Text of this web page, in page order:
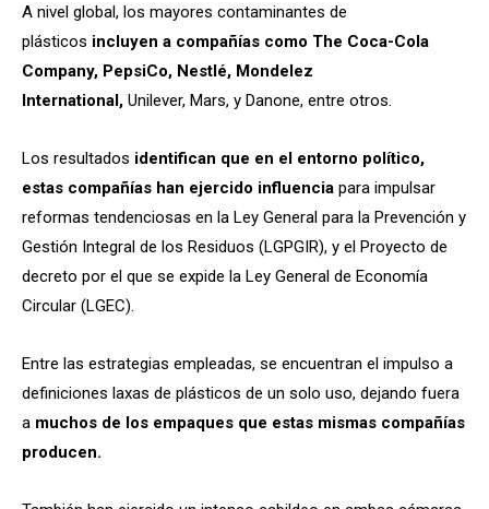
A nivel global, los mayores contaminantes de
plásticos incluyen a compañías como The Coca-Cola
Company, PepsiCo, Nestlé, Mondelez
International, Unilever, Mars, y Danone, entre otros.
Los resultados identifican que en el entorno político,
estas compañías han ejercido influencia para impulsar
reformas tendenciosas en la Ley General para la Prevención y
Gestión Integral de los Residuos (LGPGIR), y el Proyecto de
decreto por el que se expide la Ley General de Economía
Circular (LGEC).
Entre las estrategias empleadas, se encuentran el impulso a
definiciones laxas de plásticos de un solo uso, dejando fuera
a muchos de los empaques que estas mismas compañías
producen.